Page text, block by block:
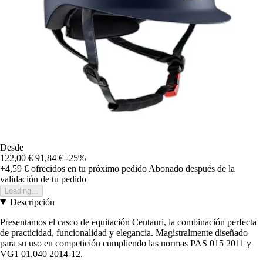
Desde
122,00 € 91,84 € -25%
+4,59 € ofrecidos en tu próximo pedido Abonado después de la
validación de tu pedido
Loading...
Descripción
Presentamos el casco de equitación Centauri, la combinación perfecta
de practicidad, funcionalidad y elegancia. Magistralmente diseñado
para su uso en competición cumpliendo las normas PAS 015 2011 y
VG1 01.040 2014-12.